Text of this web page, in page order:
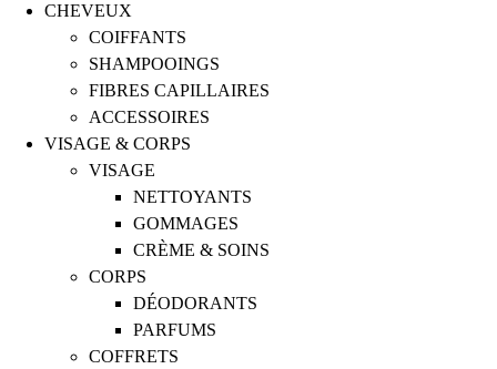
CHEVEUX
COIFFANTS
SHAMPOOINGS
FIBRES CAPILLAIRES
ACCESSOIRES
VISAGE & CORPS
VISAGE
NETTOYANTS
GOMMAGES
CRÈME & SOINS
CORPS
DÉODORANTS
PARFUMS
COFFRETS